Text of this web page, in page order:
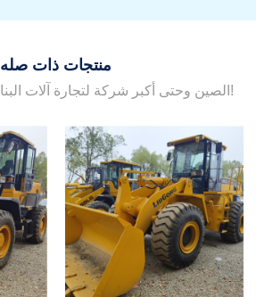
منتجات ذات صله
الصين وحتى أكبر شركة لتجارة آلات البناء المستعملة في آسيا!